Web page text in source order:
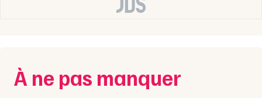
31 - Haute-Garonne
À ne pas manquer